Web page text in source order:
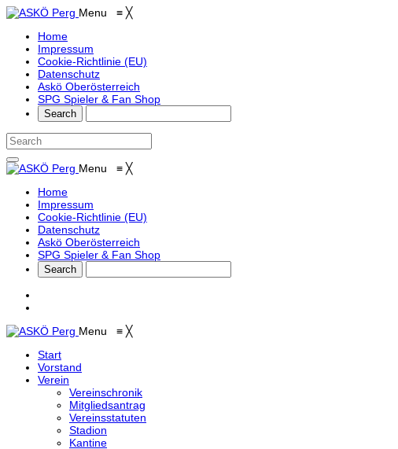
Menu ≡ ╳
Home
Impressum
Cookie-Richtlinie (EU)
Datenschutz
Askö Oberösterreich
SPG Spieler & Fan Shop
Menu ≡ ╳
Home
Impressum
Cookie-Richtlinie (EU)
Datenschutz
Askö Oberösterreich
SPG Spieler & Fan Shop
Menu ≡ ╳
Start
Vorstand
Verein
Vereinschronik
Mitgliedsantrag
Vereinsstatuten
Stadion
Kantine